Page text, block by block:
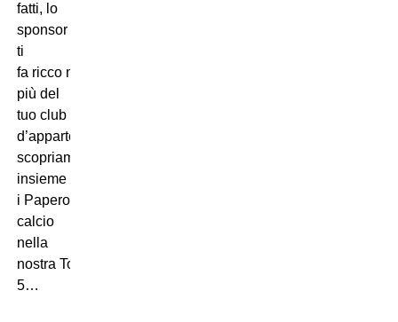
fatti, lo
sponsor
ti
fa ricco molto
più del
tuo club
d’appartenenza:
scopriamo
insieme
i Paperonidel
calcio
nella
nostra Top
5…